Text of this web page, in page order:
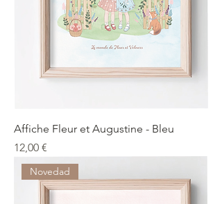
Affiche Fleur et Augustine - Bleu
Precio
12,00 €
Novedad